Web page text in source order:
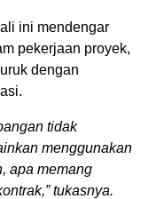
ini mendengar
pekerjaan proyek,
dengan
tidak
menggunakan
apa memang
tukasnya.